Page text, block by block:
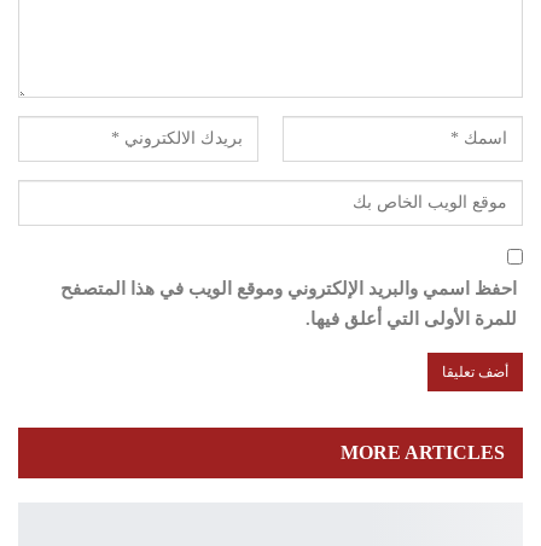
احفظ اسمي والبريد الإلكتروني وموقع الويب في هذا المتصفح
للمرة الأولى التي أعلق فيها.
MORE ARTICLES